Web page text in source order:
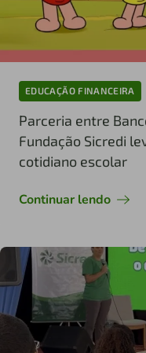
EDUCAÇÃO FINANCEIRA
Parceria entre
Fundação Sicredi
cotidiano escolar
Continuar lendo